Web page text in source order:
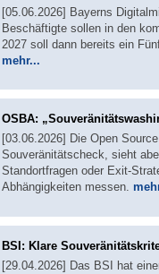
[05.06.2026] Bayerns
Beschäftigte sollen in den
2027 soll dann bereits ein
mehr...
OSBA:
[03.06.2026] Die Open
Souveränitätscheck, sieht
Standortfragen oder Exit-
Abhängigkeiten messen.
BSI: Klare
[29.04.2026] Das BSI hat